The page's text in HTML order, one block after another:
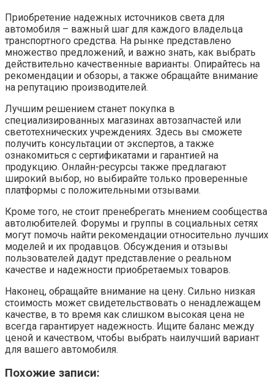
Приобретение надежных источников света для
автомобиля – важный шаг для каждого владельца
транспортного средства. На рынке представлено
множество предложений, и важно знать, как выбрать
действительно качественные варианты. Опирайтесь на
рекомендации и обзоры, а также обращайте внимание
на репутацию производителей.
Лучшим решением станет покупка в
специализированных магазинах автозапчастей или
светотехнических учреждениях. Здесь вы сможете
получить консультации от экспертов, а также
ознакомиться с сертификатами и гарантией на
продукцию. Онлайн-ресурсы также предлагают
широкий выбор, но выбирайте только проверенные
платформы с положительными отзывами.
Кроме того, не стоит пренебрегать мнением сообщества
автолюбителей. Форумы и группы в социальных сетях
могут помочь найти рекомендации относительно лучших
моделей и их продавцов. Обсуждения и отзывы
пользователей дадут представление о реальном
качестве и надежности приобретаемых товаров.
Наконец, обращайте внимание на цену. Сильно низкая
стоимость может свидетельствовать о ненадлежащем
качестве, в то время как слишком высокая цена не
всегда гарантирует надежность. Ищите баланс между
ценой и качеством, чтобы выбрать наилучший вариант
для вашего автомобиля.
Похожие записи: